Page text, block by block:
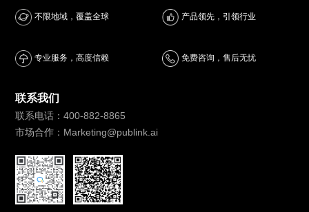
不限地域，覆盖全球 产品领先，引领行业
专业服务，高度信赖 免费咨询，售后无忧
联系我们
联系电话：400-882-8865
市场合作：Marketing@publink.ai